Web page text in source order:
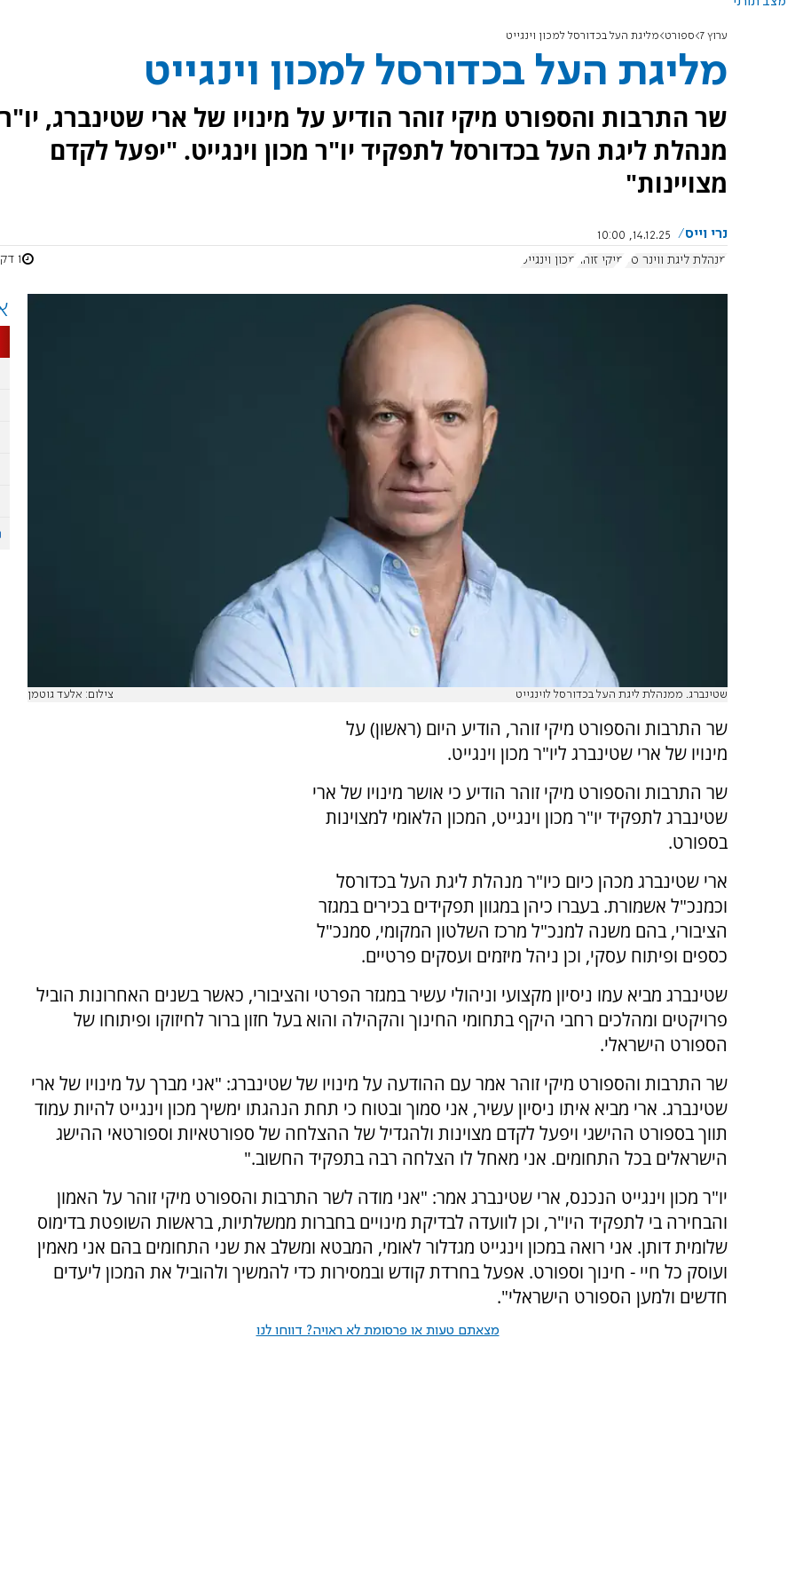
ערוץ 7 ספורט מליגת העל בכדורסל למכון וינגייט
מליגת העל בכדורסל למכון וינגייט
שר התרבות והספורט מיקי זוהר הודיע על מינויו של ארי שטינברג, יו"ר
מנהלת ליגת העל בכדורסל לתפקיד יו"ר מכון וינגייט. "יפעל לקדם
מצויינות"
נרי וייס
14.12.25, 10:00
מנהלת ליגת ווינר סל
מיקי זוהר מכון וינגייט 1 דקות
שטינברג. ממנהלת ליגת העל בכדורסל לוינגייט צילום: אלעד גוטמן
שר התרבות והספורט מיקי זוהר, הודיע היום (ראשון) על
מינויו של ארי שטינברג ליו"ר מכון וינגייט.
שר התרבות והספורט מיקי זוהר הודיע כי אושר מינויו של ארי
שטינברג לתפקיד יו"ר מכון וינגייט, המכון הלאומי למצוינות
בספורט.
ארי שטינברג מכהן כיום כיו"ר מנהלת ליגת העל בכדורסל
וכמנכ"ל אשמורת. בעברו כיהן במגוון תפקידים בכירים במגזר
הציבורי, בהם משנה למנכ"ל מרכז השלטון המקומי, סמנכ"ל
כספים ופיתוח עסקי, וכן ניהל מיזמים ועסקים פרטיים.
שטינברג מביא עמו ניסיון מקצועי וניהולי עשיר במגזר הפרטי והציבורי, כאשר בשנים האחרונות הוביל
פרויקטים ומהלכים רחבי היקף בתחומי החינוך והקהילה והוא בעל חזון ברור לחיזוקו ופיתוחו של
הספורט הישראלי.
שר התרבות והספורט מיקי זוהר אמר עם ההודעה על מינויו של שטינברג: "אני מברך על מינויו של ארי
שטינברג. ארי מביא איתו ניסיון עשיר, אני סמוך ובטוח כי תחת הנהגתו ימשיך מכון וינגייט להיות עמוד
תווך בספורט ההישגי ויפעל לקדם מצוינות ולהגדיל של ההצלחה של ספורטאיות וספורטאי ההישג
הישראלים בכל התחומים. אני מאחל לו הצלחה רבה בתפקיד החשוב."
יו"ר מכון וינגייט הנכנס, ארי שטינברג אמר: "אני מודה לשר התרבות והספורט מיקי זוהר על האמון
והבחירה בי לתפקיד היו"ר, וכן לוועדה לבדיקת מינויים בחברות ממשלתיות, בראשות השופטת בדימוס
שלומית דותן. אני רואה במכון וינגייט מגדלור לאומי, המבטא ומשלב את שני התחומים בהם אני מאמין
ועוסק כל חיי - חינוך וספורט. אפעל בחרדת קודש ובמסירות כדי להמשיך ולהוביל את המכון ליעדים
חדשים ולמען הספורט הישראלי".
מצאתם טעות או פרסומת לא ראויה? דווחו לנו